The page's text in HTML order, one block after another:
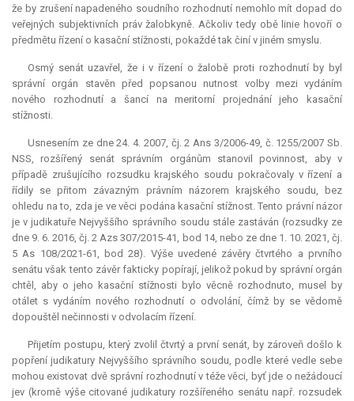
že by zrušení napadeného soudního rozhodnutí nemohlo mít dopad do
veřejných subjektivních práv žalobkyně. Ačkoliv tedy obě linie hovoří o
předmětu řízení o kasační stížnosti, pokaždé tak činí v jiném smyslu.
Osmý senát uzavřel, že i v řízení o žalobě proti rozhodnutí by byl
správní orgán stavěn před popsanou nutnost volby mezi vydáním
nového rozhodnutí a šancí nameritorní projednání jeho kasační
stížnosti.
Usnesením ze dne 24. 4. 2007, čj. 2 Ans 3/2006-49, č. 1255/2007 Sb.
NSS, rozšířený senát správním orgánům stanovil povinnost, aby v
případě zrušujícího rozsudku krajského soudu pokračovaly v řízení a
řídily se přitom závazným právním názorem krajského soudu, bez
ohledu na to, zda je ve věci podána kasační stížnost. Tento právní názor
je v judikatuře Nejvyššího správního soudu stále zastáván (rozsudky ze
dne 9. 6. 2016, čj. 2 Azs 307/2015-41, bod 14, nebo ze dne 1. 10. 2021, čj.
5 As 108/2021-61, bod 28). Výše uvedené závěry čtvrtého a prvního
senátu však tento závěr fakticky popírají, jelikož pokud by správní orgán
chtěl, aby o jeho kasační stížnosti bylo věcně rozhodnuto, musel by
otálet s vydáním nového rozhodnutí o odvolání, čímž by se vědomě
dopouštěl nečinnosti v odvolacím řízení.
Přijetím postupu, který zvolil čtvrtý a první senát, by zároveň došlo k
popření judikatury Nejvyššího správního soudu, podle které vedle sebe
mohou existovat dvě správní rozhodnutí v téže věci, byť jde o nežádoucí
jev (kromě výše citované judikatury rozšířeného senátu např. rozsudek